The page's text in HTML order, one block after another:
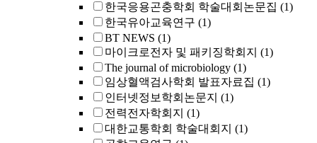
한국응용곤충학회 학술대회논문집 (1)
한국유아교육연구 (1)
BT NEWS (1)
마이크로전자 및 패키징학회지 (1)
The journal of microbiology (1)
임상혈액검사학회 발표자료집 (1)
인터넷정보학회논문지 (1)
전력전자학회지 (1)
대한교통학회 학술대회지 (1)